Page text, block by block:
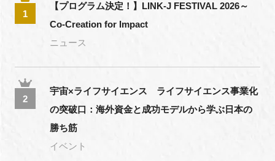
1
【プログラム決定！】LINK-J FESTIVAL 2026～
Co-Creation for Impact
ニュース
2
宇宙×ライフサイエンス ライフサイエンス事業化
の突破口：海外資金と成功モデルから学ぶ日本の
勝ち筋
イベント